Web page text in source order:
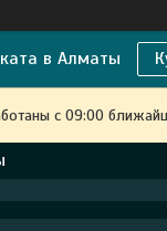
в Алматы
с 09:00